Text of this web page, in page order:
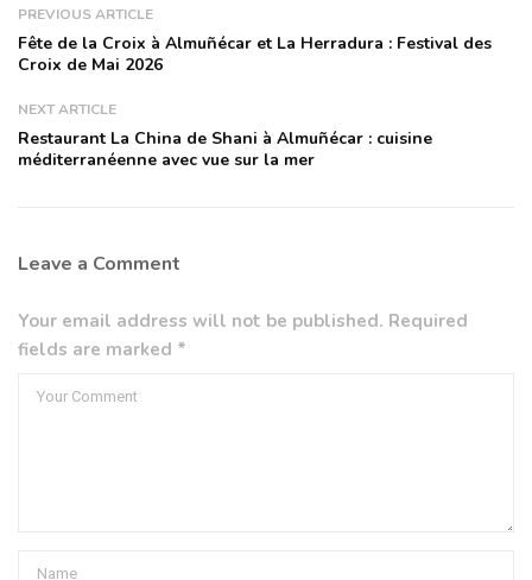
PREVIOUS ARTICLE
Fête de la Croix à Almuñécar et La Herradura : Festival des
Croix de Mai 2026
NEXT ARTICLE
Restaurant La China de Shani à Almuñécar : cuisine
méditerranéenne avec vue sur la mer
Leave a Comment
Your email address will not be published. Required
fields are marked *